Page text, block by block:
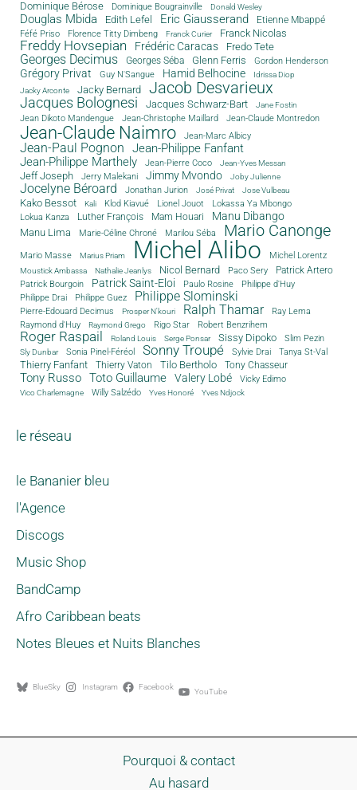
Dominique Bérose Dominique Bougrainville Donald Wesley
Douglas Mbida Edith Lefel Eric Giausserand Etienne Mbappé
Féfé Priso Florence Titty Dimbeng Franck Curier Franck Nicolas
Freddy Hovsepian Frédéric Caracas Fredo Tete
Georges Decimus Georges Séba Glenn Ferris Gordon Henderson
Grégory Privat Guy N'Sangue Hamid Belhocine
Idrissa Diop
Jacky Arconte
Jacky Bernard Jacob Desvarieux
Jacques Bolognesi Jacques Schwarz-Bart Jane Fostin
Jean Dikoto Mandengue Jean-Christophe Maillard Jean-Claude Montredon
Jean-Claude Naimro Jean-Marc Albicy
Jean-Paul Pognon
Jean-Philippe Fanfant
Jean-Philippe Marthely
Jean-Pierre Coco Jean-Yves Messan
Jeff Joseph Jerry Malekani Jimmy Mvondo Joby Julienne
Jocelyne Béroard Jonathan Jurion José Privat Jose Vulbeau
Kako Bessot Kali Klod Kiavué Lionel Jouot
Lokassa Ya Mbongo
Lokua Kanza
Luther François Mam Houari Manu Dibango
Manu Lima Marie-Céline Chroné Marilou Séba Mario Canonge
Mario Masse Marius Priam Michel Alibo Michel Lorentz
Moustick Ambassa Nathalie Jeanlys Nicol Bernard Paco Sery
Patrick Artero
Patrick Bourgoin
Patrick Saint-Eloi Paulo Rosine
Philippe d'Huy
Philippe Drai
Philippe Guez Philippe Slominski
Pierre-Edouard Decimus Prosper N'kouri Ralph Thamar
Ray Lema
Raymond d'Huy
Raymond Grego Rigo Star Robert Benzrihem
Roger Raspail Roland Louis Serge Ponsar Sissy Dipoko Slim Pezin
Sly Dunbar Sonia Pinel-Féréol Sonny Troupé Sylvie Drai Tanya St-Val
Thierry Fanfant Thierry Vaton Tilo Bertholo Tony Chasseur
Tony Russo Toto Guillaume Valery Lobé Vicky Edimo
Vico Charlemagne Willy Salzédo Yves Honoré Yves Ndjock
le réseau
le Bananier bleu
l'Agence
Discogs
Music Shop
BandCamp
Afro Caribbean beats
Notes Bleues et Nuits Blanches
BlueSky Instagram Facebook YouTube
Pourquoi & contact
Au hasard